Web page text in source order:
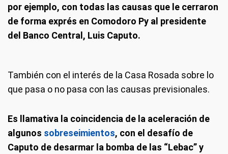
por ejemplo, con todas las causas que le cerraron
de forma exprés en Comodoro Py al presidente
del Banco Central, Luis Caputo.
También con el interés de la Casa Rosada sobre lo
que pasa o no pasa con las causas previsionales.
Es llamativa la coincidencia de la aceleración de
algunos sobreseimientos, con el desafío de
Caputo de desarmar la bomba de las “Lebac” y